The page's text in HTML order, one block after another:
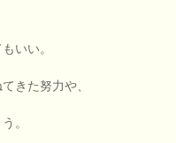
いい。
きた努力や、
。